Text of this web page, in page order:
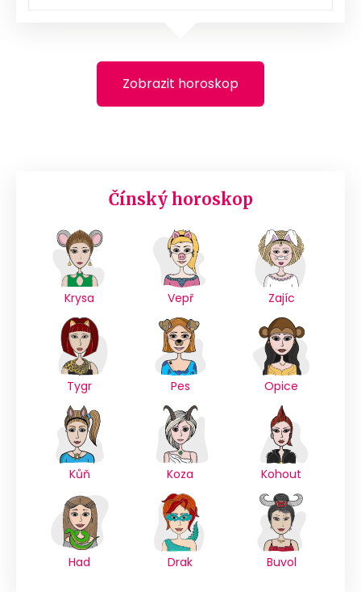
Zobrazit horoskop
Čínský horoskop
Krysa Vepř Zajíc
Tygr Pes Opice
Kůň Koza Kohout
Had Drak Buvol